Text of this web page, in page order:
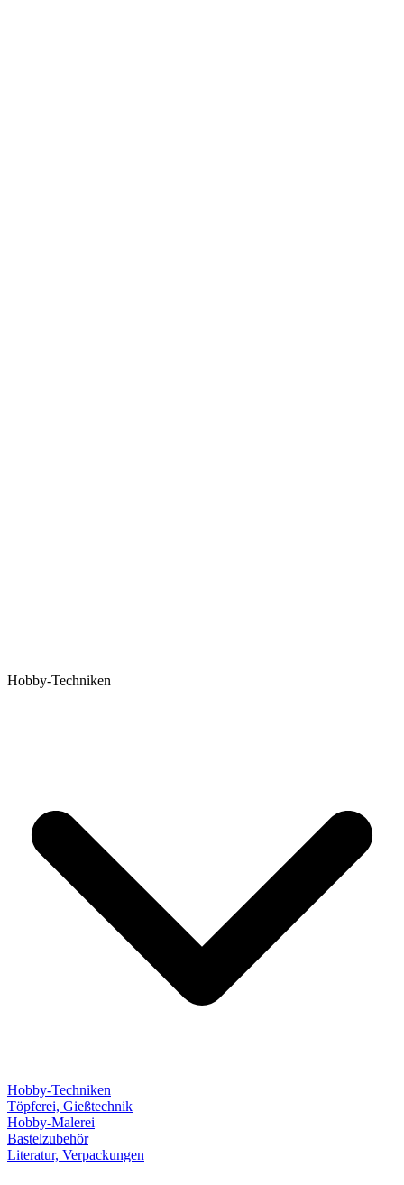
Hobby-Techniken
Hobby-Techniken
Töpferei, Gießtechnik
Hobby-Malerei
Bastelzubehör
Literatur, Verpackungen